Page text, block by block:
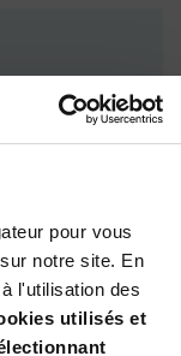
pour vous
notre site. En
l'utilisation des
utilisés et